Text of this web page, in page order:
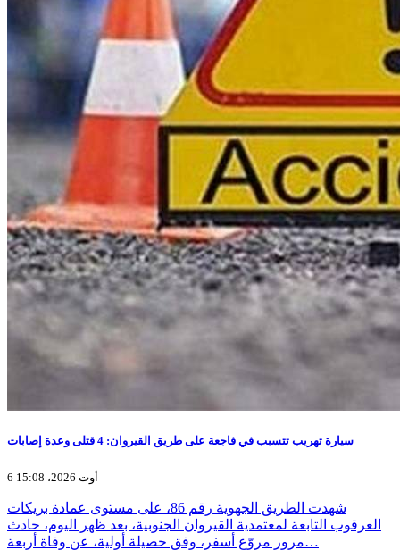
سيارة تهريب تتسبب في فاجعة على طريق القيروان: 4 قتلى وعدة إصابات
6 أوت 2026، 15:08
شهدت الطريق الجهوية رقم 86، على مستوى عمادة بريكات
العرقوب التابعة لمعتمدية القيروان الجنوبية، بعد ظهر اليوم، حادث
مرور مروّع أسفر، وفق حصيلة أولية، عن وفاة أربعة…